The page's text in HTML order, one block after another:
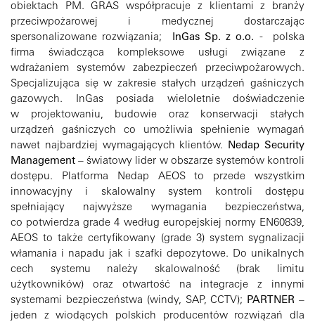
obiektach PM. GRAS współpracuje z klientami z branży
przeciwpożarowej i medycznej dostarczając
spersonalizowane rozwiązania;
InGas Sp. z o.o. - polska
firma świadcząca kompleksowe usługi związane z
wdrażaniem systemów zabezpieczeń przeciwpożarowych.
Specjalizująca się w zakresie stałych urządzeń gaśniczych
gazowych. InGas posiada wieloletnie doświadczenie
w projektowaniu, budowie oraz konserwacji stałych
urządzeń gaśniczych co umożliwia spełnienie wymagań
nawet najbardziej wymagających klientów.
Nedap Security
Management – światowy lider w obszarze systemów kontroli
dostępu. Platforma Nedap AEOS to przede wszystkim
innowacyjny i skalowalny system kontroli dostępu
spełniający najwyższe wymagania bezpieczeństwa,
co potwierdza grade 4 według europejskiej normy EN60839,
AEOS to także certyfikowany (grade 3) system sygnalizacji
włamania i napadu jak i szafki depozytowe. Do unikalnych
cech systemu należy skalowalność (brak limitu
użytkowników) oraz otwartość na integracje z innymi
systemami bezpieczeństwa (windy, SAP, CCTV); PARTNER –
jeden z wiodących polskich producentów rozwiązań dla